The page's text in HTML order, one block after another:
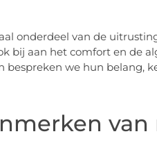
onderdeel van de
bij aan het comfort en de
bespreken we hun belang,